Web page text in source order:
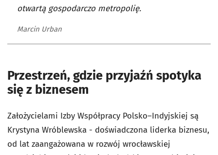
otwartą gospodarczo metropolię.
Marcin Urban
Przestrzeń, gdzie przyjaźń spotyka
się z biznesem
Założycielami Izby Współpracy Polsko–Indyjskiej są
Krystyna Wróblewska - doświadczona liderka biznesu,
od lat zaangażowana w rozwój wrocławskiej